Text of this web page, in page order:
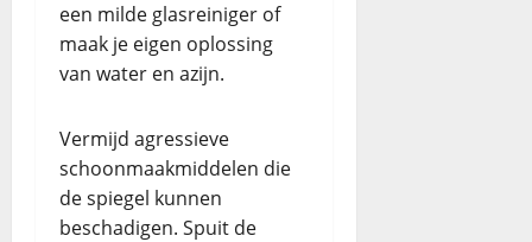
een milde glasreiniger of
maak je eigen oplossing
van water en azijn.
Vermijd agressieve
schoonmaakmiddelen die
de spiegel kunnen
beschadigen. Spuit de